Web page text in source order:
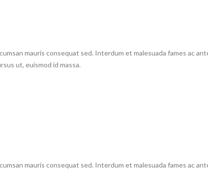
mauris consequat sed. Interdum et malesuada fames ac
ut, euismod id massa.
mauris consequat sed. Interdum et malesuada fames ac